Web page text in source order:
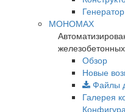
Генератор
МОНОМАХ
Обзор
Новые
Файлы
Галерея